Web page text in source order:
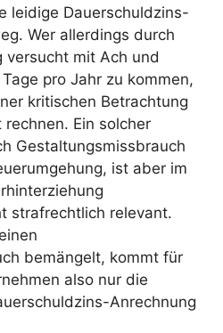
leidige Dauerschuldzins-
Wer allerdings durch
versucht mit Ach und
pro Jahr zu kommen,
kritischen Betrachtung
Ein solcher
Gestaltungsmissbrauch
ist aber im
strafrechtlich relevant.
bemängelt, kommt für
also nur die
Anrechnung